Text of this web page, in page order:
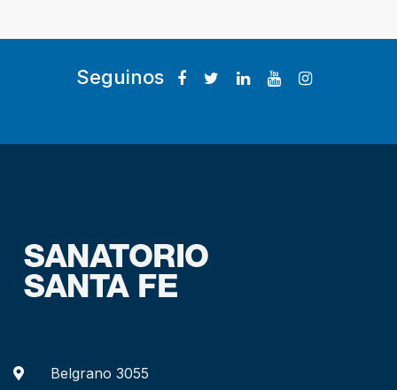
Seguinos
Belgrano 3055